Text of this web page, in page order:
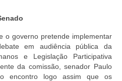
o governo pretende implementar
em audiência pública da
e Legislação Participativa
da comissão, senador Paulo
o encontro logo assim que os